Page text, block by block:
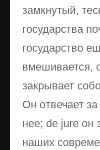
замкнутый,
государства
государство
вмешивается,
закрывает
Он отвечает
нее; de jure он
наших